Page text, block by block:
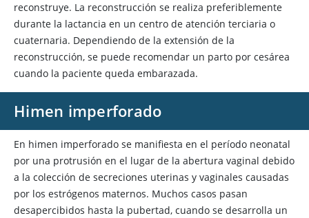
reconstruye. La reconstrucción se realiza preferiblemente
durante la lactancia en un centro de atención terciaria o
cuaternaria. Dependiendo de la extensión de la
reconstrucción, se puede recomendar un parto por cesárea
cuando la paciente queda embarazada.
Himen imperforado
En himen imperforado se manifiesta en el período neonatal
por una protrusión en el lugar de la abertura vaginal debido
a la colección de secreciones uterinas y vaginales causadas
por los estrógenos maternos. Muchos casos pasan
desapercibidos hasta la pubertad, cuando se desarrolla un